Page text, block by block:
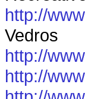
http://
Vedros
http://
http://